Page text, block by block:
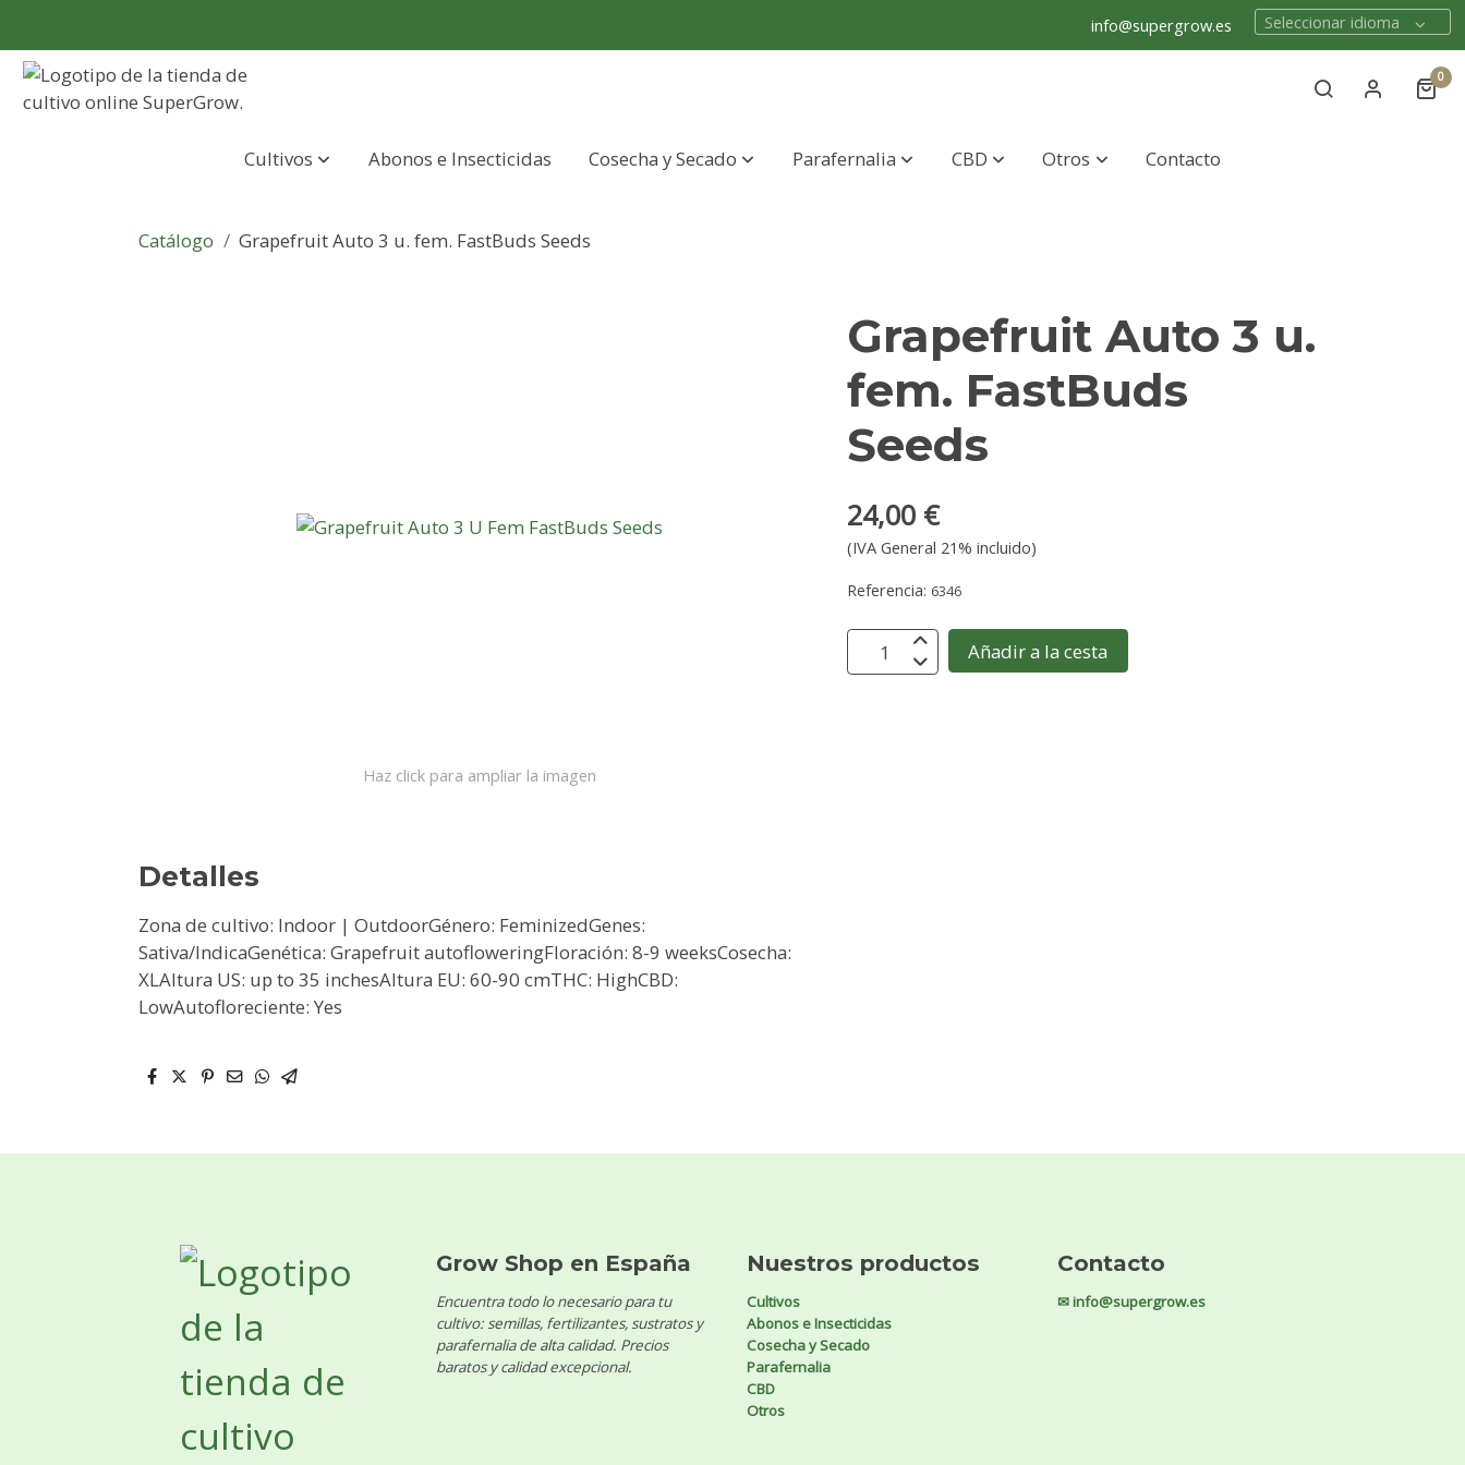
info@supergrow.es Seleccionar idioma
0
Cultivos Abonos e Insecticidas Cosecha y Secado Parafernalia CBD Otros Contacto
Catálogo Grapefruit Auto 3 u. fem. FastBuds Seeds
Haz click para ampliar la imagen
Detalles
Zona de cultivo: Indoor | OutdoorGénero: FeminizedGenes:
Sativa/IndicaGenética: Grapefruit autofloweringFloración: 8-9 weeksCosecha:
XLAltura US: up to 35 inchesAltura EU: 60-90 cmTHC: HighCBD:
LowAutofloreciente: Yes
Grapefruit Auto 3 u.
fem. FastBuds
Seeds
24,00 €
(IVA General 21% incluido)
Referencia: 6346
Añadir a la cesta
Grow Shop en España
Encuentra todo lo necesario para tu
cultivo: semillas, fertilizantes, sustratos y
parafernalia de alta calidad. Precios
baratos y calidad excepcional.
Nuestros productos
Cultivos
Abonos e Insecticidas
Cosecha y Secado
Parafernalia
CBD
Otros
Contacto
✉ info@supergrow.es